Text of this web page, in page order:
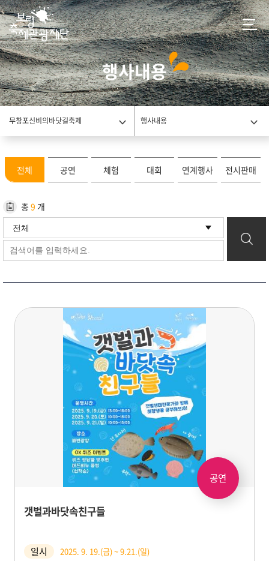
행사내용
무창포신비의바닷길축제 행사내용
전체 공연 체험 대회 연계행사 전시판매
총 9 개
공연
갯벌과바닷속친구들
일시 2025. 9. 19.(금) ~ 9.21.(일)